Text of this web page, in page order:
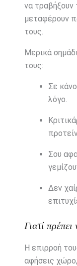
να τραβήξουν
μεταφέρουν
τους.
Μερικά
τους:
Σε
λόγο.
Σου
Δεν
Γιατί
Η επιρροή
αφήσεις